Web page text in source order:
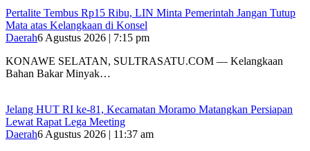
‎Pertalite Tembus Rp15 Ribu, LIN Minta Pemerintah Jangan Tutup
Mata atas Kelangkaan di Konsel
Daerah6 Agustus 2026 | 7:15 pm
‎KONAWE SELATAN, SULTRASATU.COM — Kelangkaan
Bahan Bakar Minyak…
‎Jelang HUT RI ke-81, Kecamatan Moramo Matangkan Persiapan
Lewat Rapat Lega Meeting
Daerah6 Agustus 2026 | 11:37 am